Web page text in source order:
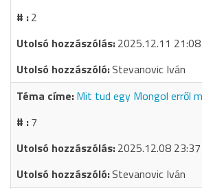
2
2025.12.11 21:08
Stevanovic Iván
Mit tud egy Mongol erről
7
2025.12.08 23:37
Stevanovic Iván